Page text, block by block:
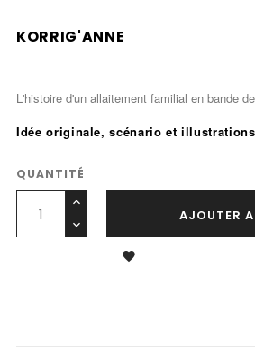
KORRIG'ANNE
L'histoire d'un allaitement familial en bande
Idée originale, scénario et
QUANTITÉ
AJOUTER
